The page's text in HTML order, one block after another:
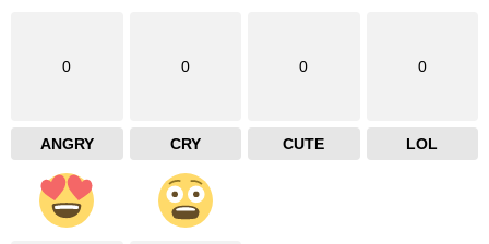
0
ANGRY
0
CRY
0
CUTE
0
LOL